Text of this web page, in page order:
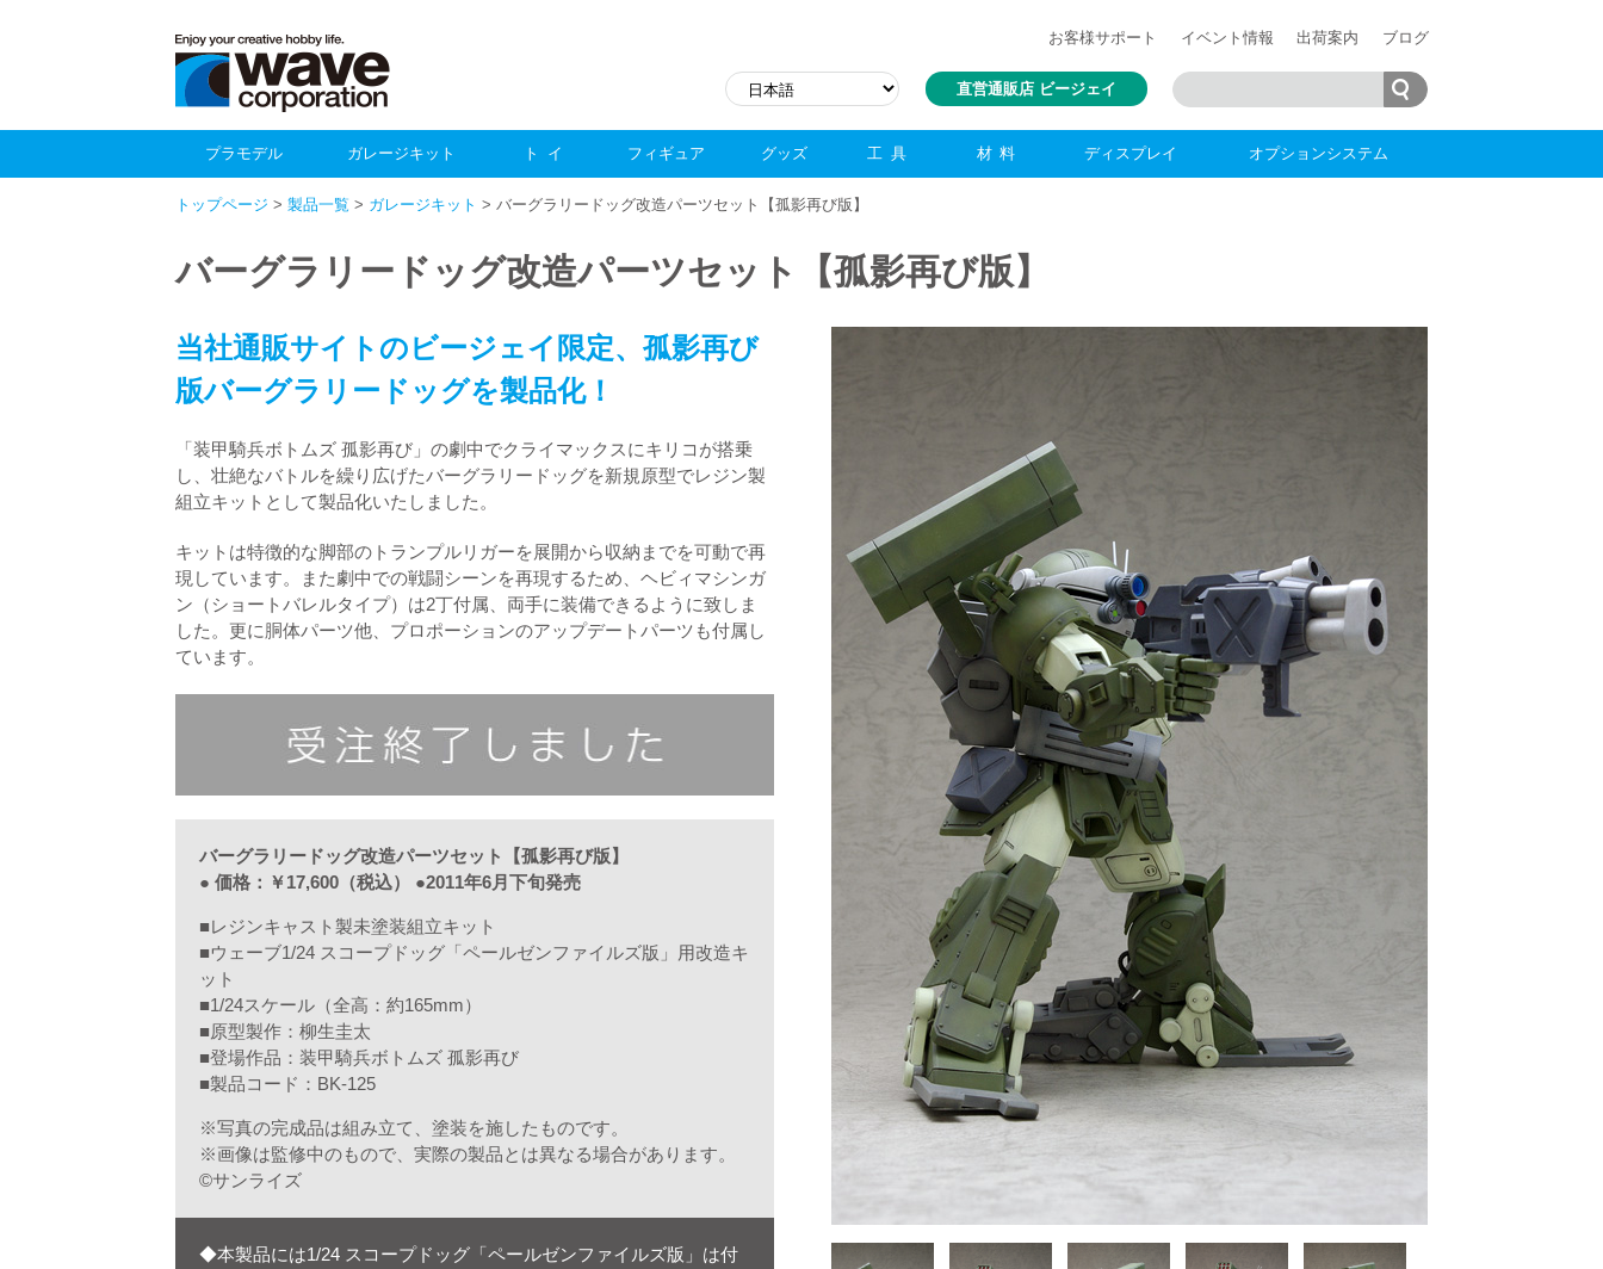
お客様サポート イベント情報 出荷案内 ブログ
直営通販店 ビージェイ
プラモデル ガレージキット トイ フィギュア グッズ 工具 材料 ディスプレイ オプションシステム
トップページ > 製品一覧 > ガレージキット > バーグラリードッグ改造パーツセット【孤影再び版】
バーグラリードッグ改造パーツセット【孤影再び版】
当社通販サイトのビージェイ限定、孤影再び
版バーグラリードッグを製品化！
「装甲騎兵ボトムズ 孤影再び」の劇中でクライマックスにキリコが搭乗
し、壮絶なバトルを繰り広げたバーグラリードッグを新規原型でレジン製
組立キットとして製品化いたしました。
キットは特徴的な脚部のトランプルリガーを展開から収納までを可動で再
現しています。また劇中での戦闘シーンを再現するため、ヘビィマシンガ
ン（ショートバレルタイプ）は2丁付属、両手に装備できるように致しま
した。更に胴体パーツ他、プロポーションのアップデートパーツも付属し
ています。
バーグラリードッグ改造パーツセット【孤影再び版】
● 価格：￥17,600（税込） ●2011年6月下旬発売
■レジンキャスト製未塗装組立キット
■ウェーブ1/24 スコープドッグ「ペールゼンファイルズ版」用改造キ
ット
■1/24スケール（全高：約165mm）
■原型製作：柳生圭太
■登場作品：装甲騎兵ボトムズ 孤影再び
■製品コード：BK-125
※写真の完成品は組み立て、塗装を施したものです。
※画像は監修中のもので、実際の製品とは異なる場合があります。
©サンライズ
◆本製品には1/24 スコープドッグ「ペールゼンファイルズ版」は付